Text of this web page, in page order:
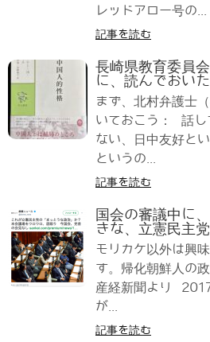
レッドアロー号の...
記事を読む
長崎県教育委員
に、読んでおい
まず、北村弁護士
いておこう： 話し
ない、日中友好と
というの...
記事を読む
国会の審議中に
きな、立憲民主
モリカケ以外は興
す。帰化朝鮮人の
産経新聞より
が...
記事を読む